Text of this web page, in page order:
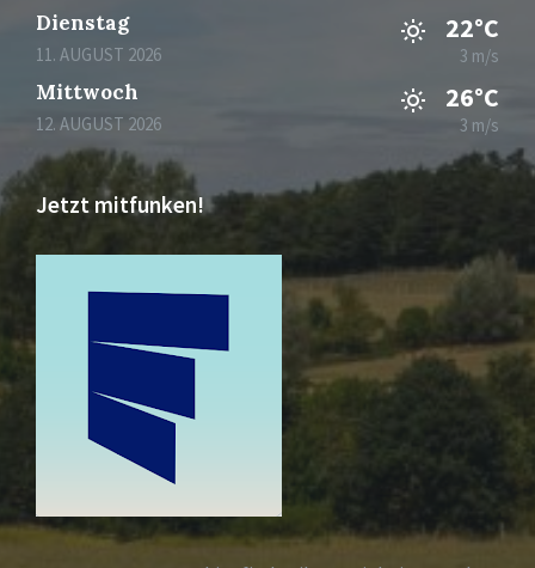
Dienstag
11. AUGUST 2026
22°C
3 m/s
Mittwoch
12. AUGUST 2026
26°C
3 m/s
Jetzt mitfunken!